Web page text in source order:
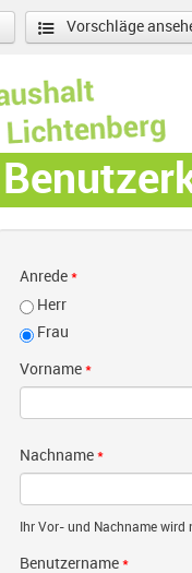
Vorschläge
Anrede *
Herr
Frau
Vorname *
Nachname *
Ihr Vor- und Nachname
Benutzername *